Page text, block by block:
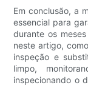
Em conclusão, a
essencial para
durante os
neste artigo,
inspeção e
limpo,
inspecionando o